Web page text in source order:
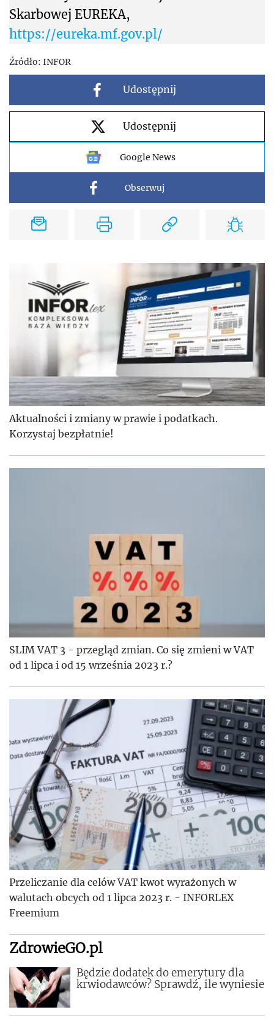
Skarbowej EUREKA,
https://eureka.mf.gov.pl/
Źródło: INFOR
Udostępnij
Udostępnij
Google News
Obserwuj
Aktualności i zmiany w prawie i podatkach.
Korzystaj bezpłatnie!
SLIM VAT 3 - przegląd zmian. Co się zmieni w VAT
od 1 lipca i od 15 września 2023 r.?
Przeliczanie dla celów VAT kwot wyrażonych w
walutach obcych od 1 lipca 2023 r. - INFORLEX
Freemium
ZdrowieGO.pl
Będzie dodatek do emerytury dla
krwiodawców? Sprawdź, ile wyniesie